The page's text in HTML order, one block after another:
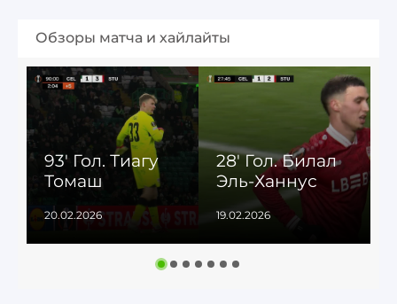
Обзоры матча и хайлайты
93' Гол. Тиагу
Томаш
20.02.2026
28' Гол. Билал
Эль-Ханнус
19.02.2026